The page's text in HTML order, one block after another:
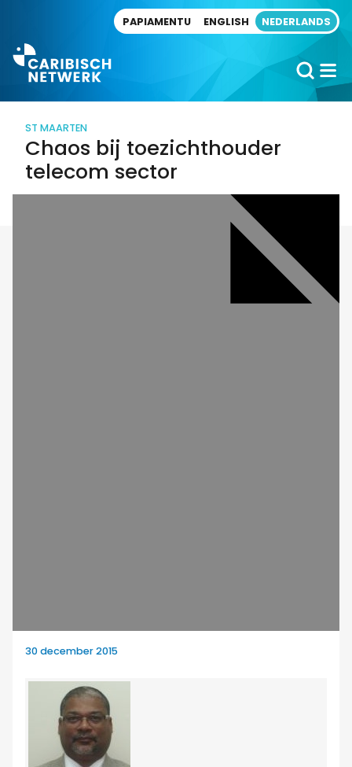
PAPIAMENTU ENGLISH NEDERLANDS
ST MAARTEN
Chaos bij toezichthouder
telecom sector
30 december 2015